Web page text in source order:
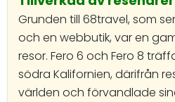
Grunden till 68travel, som
och en webbutik, var en
resor. Fero 6 och Fero 8
södra Kalifornien, därifrån
världen och förvandlade